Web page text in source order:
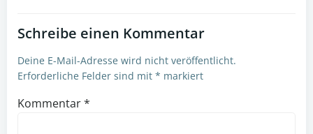
Schreibe einen Kommentar
Deine E-Mail-Adresse wird nicht veröffentlicht.
Erforderliche Felder sind mit * markiert
Kommentar*